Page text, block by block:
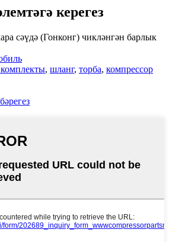
керегез
сәүдә (Гонконг) чикләнгән барлык
, шланг, торба, компрессор